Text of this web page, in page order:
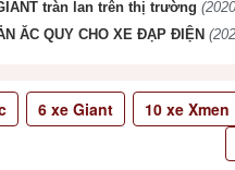
tràn lan trên thị trường
ĂC QUY CHO XE ĐẠP ĐIỆN
6xe Giant 10xe Xmen